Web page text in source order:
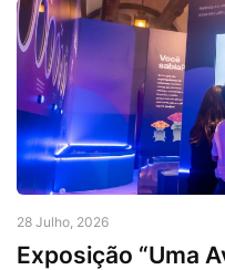
28 Julho, 2026
Exposição “Uma